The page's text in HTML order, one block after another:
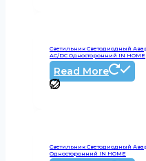
Светильник Светодиодный
AC/DC Односторонний IN HOME
Read More
Светильник Светодиодный
Односторонний IN HOME